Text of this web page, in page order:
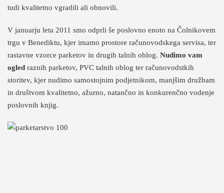
tudi kvalitetno vgradili ali obnovili.
V januarju leta 2011 smo odprli še poslovno enoto na Čolnikovem
trgu v Benediktu, kjer imamo prostore računovodskega servisa, ter
rastavne vzorce parketov in drugih talnih oblog. Nudimo vam
ogled raznih parketov, PVC talnih oblog ter računovodstkih
storitev, kjer nudimo samostojnim podjetnikom, manjšim družbam
in društvom kvalitetno, ažurno, natančno in konkurenčno vodenje
poslovnih knjig.